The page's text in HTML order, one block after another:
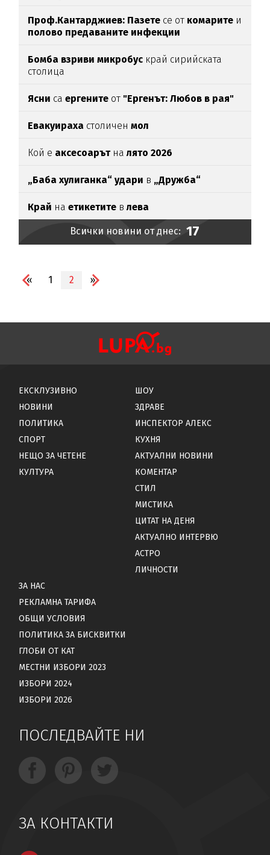
Проф.Кантарджиев: Пазете се от комарите и
полово предаваните инфекции
Бомба взриви микробус край сирийската
столица
Ясни са ергените от "Ергенът: Любов в рая"
Евакуираха столиченмол
Кой е аксесоарътналято 2026
„Баба хулиганка“ удари в „Дружба“
Край наетикетите влева
Всички новини от днес: 17
« 1 2 »
ЕКСКЛУЗИВНО
НОВИНИ
ПОЛИТИКА
СПОРТ
НЕЩО ЗА ЧЕТЕНЕ
КУЛТУРА
ШОУ
ЗДРАВЕ
ИНСПЕКТОР АЛЕКС
КУХНЯ
АКТУАЛНИ НОВИНИ
КОМЕНТАР
СТИЛ
МИСТИКА
ЦИТАТ НА ДЕНЯ
АКТУАЛНО ИНТЕРВЮ
АСТРО
ЛИЧНОСТИ
ЗА НАС
РЕКЛАМНА ТАРИФА
ОБЩИ УСЛОВИЯ
ПОЛИТИКА ЗА БИСКВИТКИ
ГЛОБИ ОТ КАТ
МЕСТНИ ИЗБОРИ 2023
ИЗБОРИ 2024
ИЗБОРИ 2026
ПОСЛЕДВАЙТЕ НИ
ЗА КОНТАКТИ